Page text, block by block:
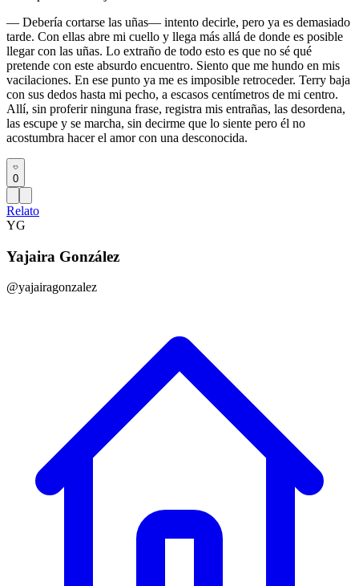
— Debería cortarse las uñas— intento decirle, pero ya es demasiado
tarde. Con ellas abre mi cuello y llega más allá de donde es posible
llegar con las uñas. Lo extraño de todo esto es que no sé qué
pretende con este absurdo encuentro. Siento que me hundo en mis
vacilaciones. En ese punto ya me es imposible retroceder. Terry baja
con sus dedos hasta mi pecho, a escasos centímetros de mi centro.
Allí, sin proferir ninguna frase, registra mis entrañas, las desordena,
las escupe y se marcha, sin decirme que lo siente pero él no
acostumbra hacer el amor con una desconocida.
0
Relato
YG
Yajaira González
@yajairagonzalez